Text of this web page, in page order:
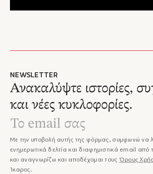
NEWSLETTER
Ανακαλύψτε ιστορίες,
και νέες κυκλοφορίες.
Με την υποβολή αυτής της φόρμας, συμφωνώ να
ενημερωτικά δελτία και διαφημιστικά email από
και αναγνωρίζω και αποδέχομαι τους Όρους
Ίκαρος.